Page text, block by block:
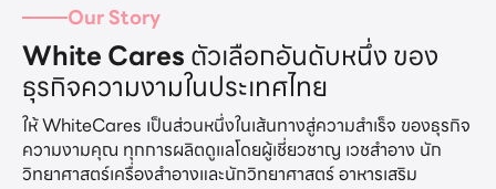
Our Story
White Caresตัวเลือกอันดับหนึ่ง ของ
ธุรกิจความงามในประเทศไทย
ให้ WhiteCares เป็นส่วนหนึ่งในเส้นทางสู่ความสำเร็จ ของธุรกิจ
ความงามคุณ ทุกการผลิตดูแลโดยผู้เชี่ยวชาญ เวชสำอาง นัก
วิทยาศาสตร์เครื่องสำอางและนักวิทยาศาสตร์ อาหารเสริม